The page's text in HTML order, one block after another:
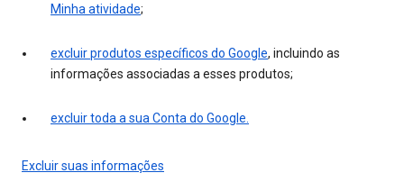
Minha atividade;
excluir produtos específicos do Google, incluindo as
informações associadas a esses produtos;
excluir toda a sua Conta do Google.
Excluir suas informações